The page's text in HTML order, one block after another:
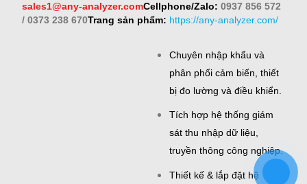
sales1@any-analyzer.comCellphone/Zalo: 0937 856 572
/ 0373 238 670Trang sản phẩm: https://any-analyzer.com/
Chuyên nhập khẩu và
phân phối cảm biến, thiết
bị đo lường và điều khiển.
Tích hợp hệ thống giám
sát thu nhập dữ liệu,
truyền thông công nghiệp.
Thiết kế & lắp đặt hệ